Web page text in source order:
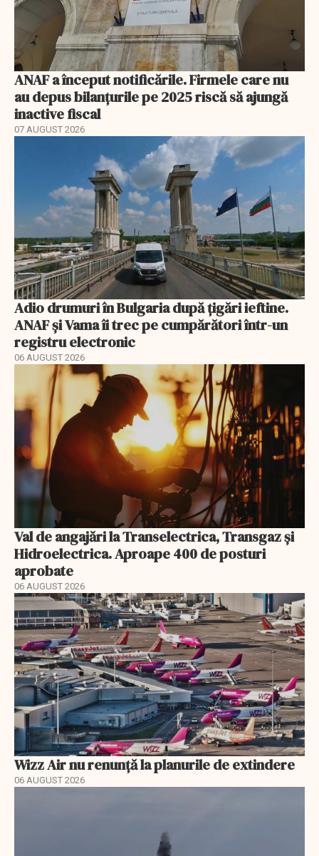
ANAF a început notificările. Firmele care nu
au depus bilanțurile pe 2025 riscă să ajungă
inactive fiscal
07 AUGUST 2026
Adio drumuri în Bulgaria după țigări ieftine.
ANAF și Vama îi trec pe cumpărători într-un
registru electronic
06 AUGUST 2026
Val de angajări la Transelectrica, Transgaz și
Hidroelectrica. Aproape 400 de posturi
aprobate
06 AUGUST 2026
Wizz Air nu renunță la planurile de extindere
06 AUGUST 2026